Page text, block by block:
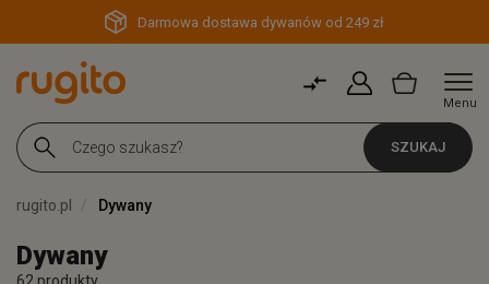
Darmowa dostawa dywanów od 249 zł
Menu
SZUKAJ
rugito.pl Dywany
Dywany